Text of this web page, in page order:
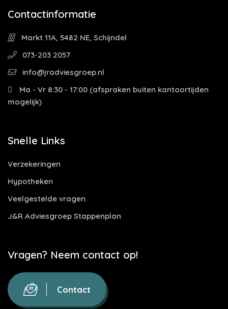
Contactinformatie
Markt 11A, 5482 NE, Schijndel
073-203 2057
info@jradviesgroep.nl
Ma - Vr 8:30 - 17:00 (afspraken buiten kantoortijden
mogelijk)
Snelle Links
Verzekeringen
Hypotheken
Veelgestelde vragen
J&R Adviesgroep Stappenplan
Vragen? Neem contact op!
Contact